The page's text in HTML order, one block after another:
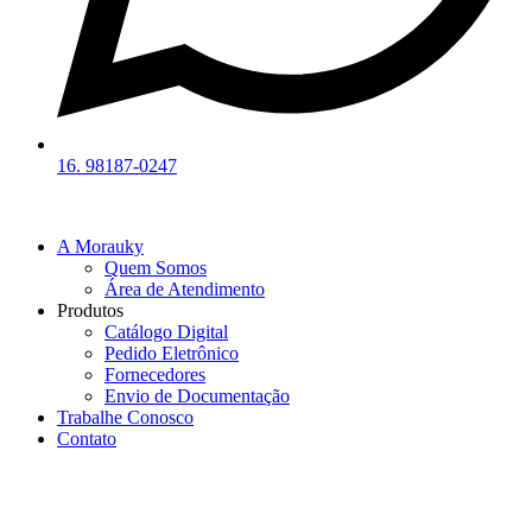
16. 98187-0247
A Morauky
Quem Somos
Área de Atendimento
Produtos
Catálogo Digital
Pedido Eletrônico
Fornecedores
Envio de Documentação
Trabalhe Conosco
Contato